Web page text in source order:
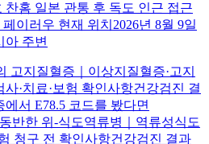
찬홈 일본 관통 후 독도 인근 접근
이러우 현재 위치2026년 8월 9일
아 주변
고지질혈증｜이상지질혈증·고지
·치료·보험 확인사항건강검진 결
서 E78.5 코드를 봤다면
반한 위-식도역류병｜역류성식도
청구 전 확인사항건강검진 결과